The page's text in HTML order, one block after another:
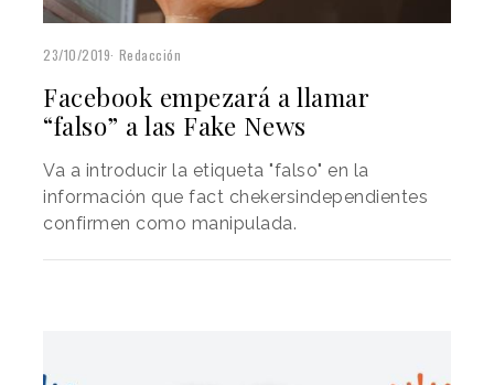
23/10/2019 Redacción
Facebook empezará a llamar
“falso” a las Fake News
Va a introducir la etiqueta "falso" en la
información que fact chekersindependientes
confirmen como manipulada.